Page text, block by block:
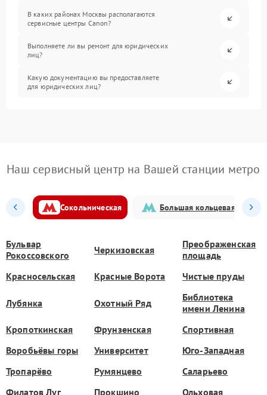
В каких районах Москвы располагаются
сервисные центры Canon?
Выполняете ли вы ремонт для юридических
лиц?
Какую документацию вы предоставляете
для юридических лиц?
Наш сервисный центр на Вашей станции метро
Сокольническая Большая кольцевая
Бульвар
Рокоссовского
Черкизовская
Преображенская
площадь
Красносельская
Красные Ворота Чистые пруды
Лубянка Охотный Ряд
Библиотека
имени Ленина
Кропоткинская
Фрунзенская
Спортивная
Воробьёвы горы
Университет
Юго-Западная
Тропарёво
Румянцево
Саларьево
Филатов Луг
Прокшино Ольховая